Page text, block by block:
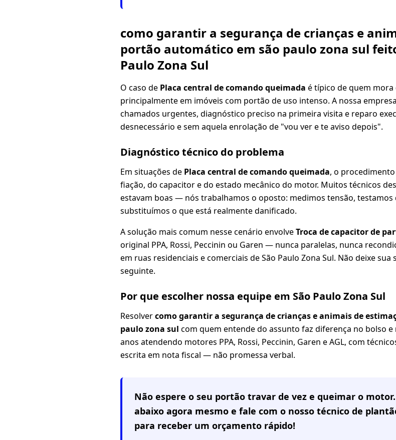
como garantir a segurança de crianças e
portão automático em são paulo zona sul
Paulo Zona Sul
O caso de Placa central de comando queimada é típico de quem mora
principalmente em imóveis com portão de uso intenso. A nossa
chamados urgentes, diagnóstico preciso na primeira visita e reparo
desnecessário e sem aquela enrolação de "vou ver e te aviso depois".
Diagnóstico técnico do problema
Em situações de Placa central de comando queimada, o
fiação, do capacitor e do estado mecânico do motor. Muitos técnicos
estavam boas — nós trabalhamos o oposto: medimos tensão,
substituímos o que está realmente danificado.
A solução mais comum nesse cenário envolveTroca de capacitor de
original PPA, Rossi, Peccinin ou Garen — nunca paralelas, nunca
em ruas residenciais e comerciais de São Paulo Zona Sul. Não deixe
seguinte.
Por que escolher nossa equipe em São Paulo Zona Sul
Resolvercomo garantir a segurança de crianças e animais de
paulo zona sul com quem entende do assunto faz diferença no bolso
anos atendendo motores PPA, Rossi, Peccinin, Garen e AGL, com
escrita em nota fiscal — não promessa verbal.
Não espere o seu portão travar de vez e queimar o
abaixo agora mesmo e fale com o nosso técnico de
para receber um orçamento rápido!